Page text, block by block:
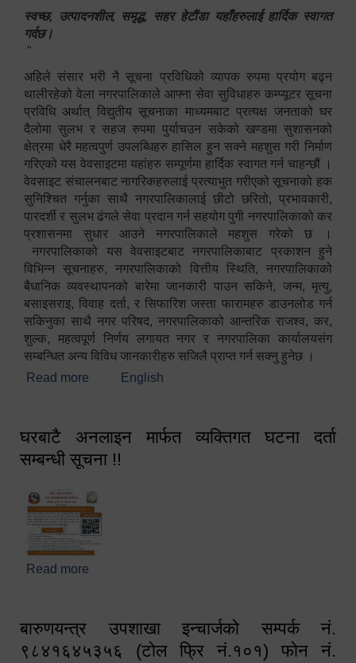
स्वच्छ, उत्पादनशील, समृद्ध, सहर हेटौंडा यहाँहरुलाई हार्दिक स्वागत
गर्दछ।
"
अहिले संसार भरी नै सूचना प्रविधिको व्यापक रुपमा प्रयोग बढ्न
थालीरहेको वेला नगरपालिकाले आफ्ना सेवा सुविधाहरु कम्प्यूटर सूचना
प्रविधि अर्थात् विद्युतीय सूचनाका माध्यमबाट प्रत्यक्ष जनताको घर
दैलोमा सुलभ र सहज रुपमा पुर्याचउन सकेको खण्डमा सुशासनको
क्षेत्रमा धेरै महत्वपुर्ण उपलब्धिहरु हासिल हुन सक्ने महशुस गरी निर्माण
गरिएको यस वेवसाइटमा यहांहरु सम्पूर्णमा हार्दिक स्वागत गर्न चाहन्छौं ।
वेवसाइट संचालनबाट नागरिकहरुलाई प्रत्याभुत गरीएको सूचनाको हक
सुनिश्चित गर्नुका साथै नगरपालिकालाई छीटो छरितो, प्रभावकारी,
पारदर्शी र सुलभ ढंगले सेवा प्रदान गर्न सहयोग पुगी नगरपालिकाको कर
प्रशासनमा सुधार आउने नगरपालिकाले महशुस गरेको छ ।
नगरपालिकाको यस वेवसाइटबाट नगरपालिकाबाट प्रकाशन हुने
विभिन्न सूचनाहरु, नगरपालिकाको वित्तीय स्थिति, नगरपालिकाको
बैधानिक व्यवस्थापनको बारेमा जानकारी पाउन सकिने, जन्म, मृत्यु,
बसाइसराइ, विवाह दर्ता, र सिफारिश जस्ता फारामहरु डाउनलोड गर्न
सकिनुका साथै नगर परिषद, नगरपालिकाको आन्तरिक राजश्व, कर,
शुल्क, महत्वपूर्ण निर्णय लगायत नगर र नगरपालिका कार्यालयसंग
सम्बन्धित अन्य विविध जानकारीहरु सजिलै प्राप्त गर्न सक्नु हुनेछ ।
Read more about स्वागतम!!!
English
घरबाटै अनलाइन मार्फत व्यक्तिगत घटना दर्ता
सम्बन्धी सूचना !!
Read more
बारुणयन्त्र उपशाखा इन्चार्जको सम्पर्क नं.
९८४१६४५३५६ (टोल फ्रि नं.१०१) फोन नं.